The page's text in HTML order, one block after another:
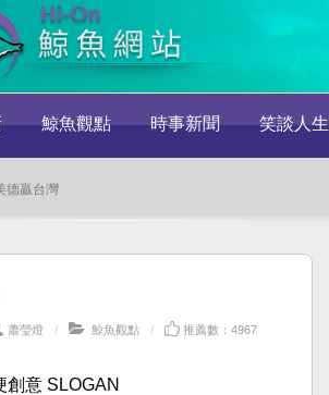
鯨魚觀點 時事新聞 笑談人生
德贏台灣
蕭瑩燈 鯨魚觀點 推薦數：4967
創意 SLOGAN